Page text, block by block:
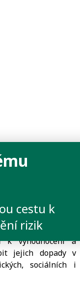
cestu k
rizik
k vyhodnocení a
jejich dopady v
sociálních i